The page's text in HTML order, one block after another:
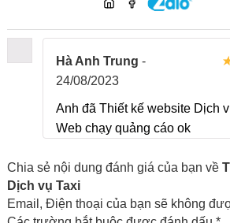
Hà Anh Trung -
24/08/2023
Anh đã Thiết kế website Dịch
Web chạy quảng cáo ok
Chia sẻ nội dung đánh giá của bạn về
Dịch vụ Taxi
Email, Điện thoại của bạn sẽ không